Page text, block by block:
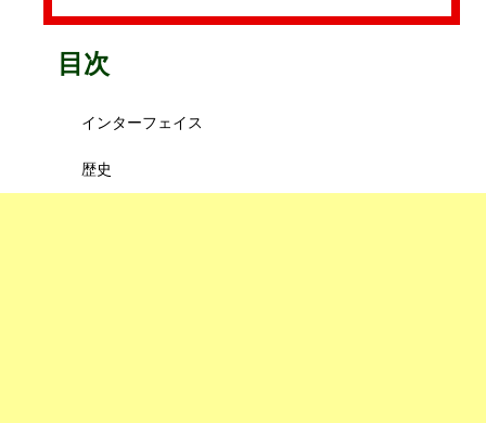
目次
インターフェイス
歴史